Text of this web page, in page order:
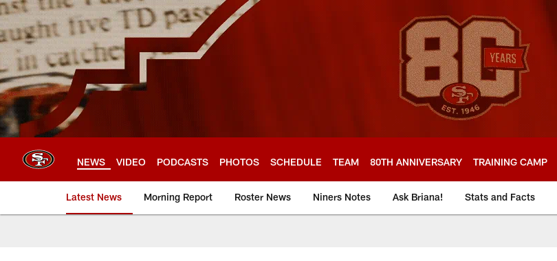
Skip
to
main
content
NEWS VIDEO PODCASTS PHOTOS SCHEDULE TEAM 80TH ANNIVERSARY TRAINING CAMP
Latest News Morning Report Roster News Niners Notes Ask Briana! Stats and Facts